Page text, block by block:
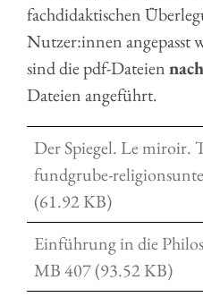
fachdidaktischen
Nutzer:innen angepasst
sind die pdf-Dateiennach
Dateien angeführt.
Der Spiegel. Le
fundgrube-
(61.92 KB)
Einführung in die
MB 407 (93.52 KB)